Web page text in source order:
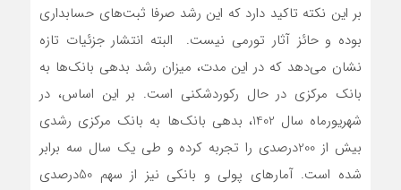
بر این نکته تاکید دارد که این رشد صرفا ثبت‌های حسابداری
بوده و حائز آثار تورمی نیست. البته انتشار جزئیات تازه
نشان می‌دهد که در این مدت، میزان رشد بدهی بانک‌ها به
بانک مرکزی در حال رکوردشکنی است. بر این اساس، در
شهریورماه سال 1402، بدهی بانک‌ها به بانک مرکزی رشدی
بیش از 200درصدی را تجربه کرده و طی یک سال سه برابر
شده است. آمارهای پولی و بانکی نیز از سهم 50درصدی